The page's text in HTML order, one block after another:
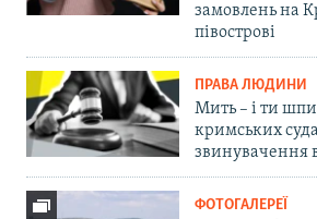
замовлень на
півострові
ПРАВА ЛЮДИНИ
Мить – і ти
кримських
звинувачення
ФОТОГАЛЕРЕЇ